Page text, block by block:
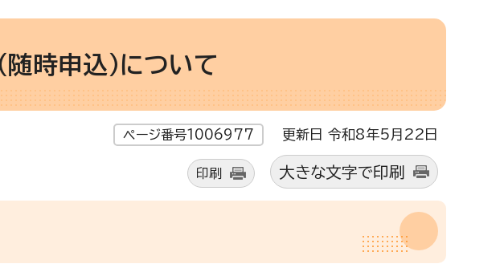
時申込）について
ページ番号1006977 更新日 令和8年5月22日
印刷 大きな文字で印刷